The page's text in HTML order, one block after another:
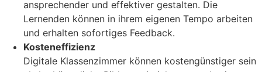
ansprechender und effektiver gestalten. Die
Lernenden können in ihrem eigenen Tempo arbeiten
und erhalten sofortiges Feedback.
Kosteneffizienz
Digitale Klassenzimmer können kostengünstiger sein